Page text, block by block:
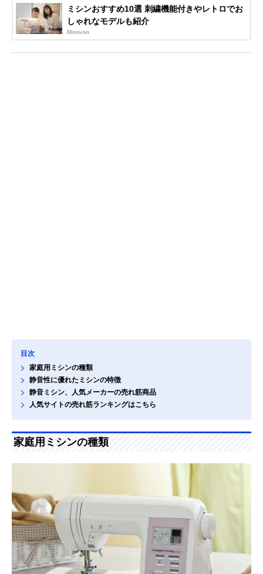
ミシンおすすめ10選 刺繍機能付きやレトロでお
しゃれなモデルも紹介
Moovoo
目次
家庭用ミシンの種類
静音性に優れたミシンの特徴
静音ミシン、人気メーカーの売れ筋商品
人気サイトの売れ筋ランキングはこちら
家庭用ミシンの種類